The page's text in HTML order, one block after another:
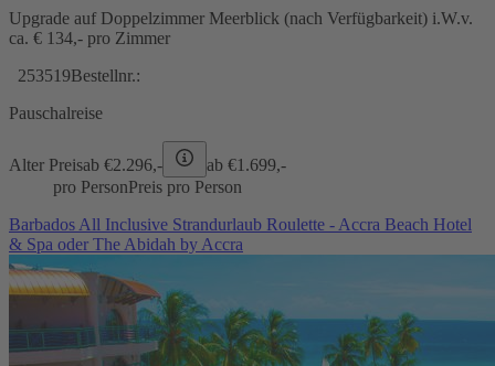
Upgrade auf Doppelzimmer Meerblick (nach Verfügbarkeit) i.W.v.
ca. € 134,- pro Zimmer
253519Bestellnr.:
Pauschalreise
Alter Preisab €2.296,- ab €1.699,-
pro PersonPreis pro Person
Barbados All Inclusive Strandurlaub Roulette - Accra Beach Hotel
& Spa oder The Abidah by Accra